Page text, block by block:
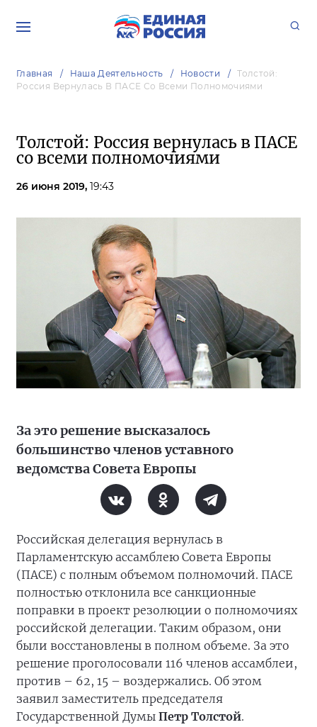
Главная Наша Деятельность Новости
Толстой:
Россия Вернулась В ПАСЕ Со Всеми Полномочиями
Толстой: Россия вернулась в ПАСЕ
со всеми полномочиями
26 июня 2019, 19:43
За это решение высказалось
большинство членов уставного
ведомства Совета Европы
Российская делегация вернулась в
Парламентскую ассамблею Совета Европы
(ПАСЕ) с полным объемом полномочий. ПАСЕ
полностью отклонила все санкционные
поправки в проект резолюции о полномочиях
российской делегации. Таким образом, они
были восстановлены в полном объеме. За это
решение проголосовали 116 членов ассамблеи,
против – 62, 15 – воздержались. Об этом
заявил заместитель председателя
Государственной Думы Петр Толстой.